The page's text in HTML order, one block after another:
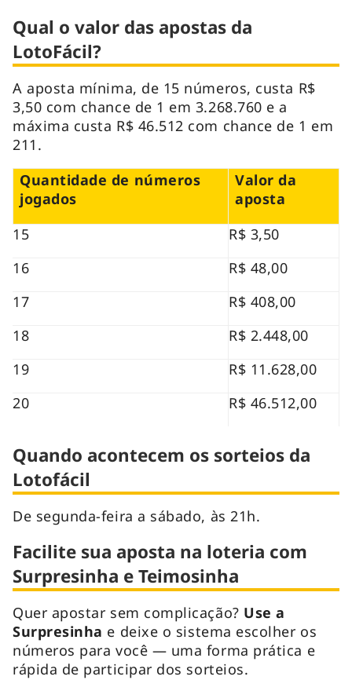
Qual o valor das apostas da
LotoFácil?
A aposta mínima, de 15 números, custa R$
3,50 com chance de 1 em 3.268.760 e a
máxima custa R$ 46.512 com chance de 1 em
211.
Quantidade de números
jogados
Valor da
aposta
15
R$ 3,50
16
R$ 48,00
17
R$ 408,00
18
R$ 2.448,00
19
R$ 11.628,00
20
R$ 46.512,00
Quando acontecem os sorteios da
Lotofácil
De segunda-feira a sábado, às 21h.
Facilite sua aposta na loteria com
Surpresinha e Teimosinha
Quer apostar sem complicação? Use a
Surpresinha e deixe o sistema escolher os
números para você — uma forma prática e
rápida de participar dos sorteios.